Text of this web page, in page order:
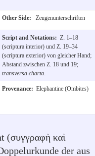
Other Side: Zeugenunterschriften
Script and Notations: Z. 1–18
(scriptura interior) und Z. 19–34
(scriptura exterior) von gleicher Hand;
Abstand zwischen Z. 18 und 19;
transversa charta
Provenance: Elephantine (Ombites)
(συγγραφὴ καὶ
der aus